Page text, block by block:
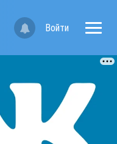
Войти